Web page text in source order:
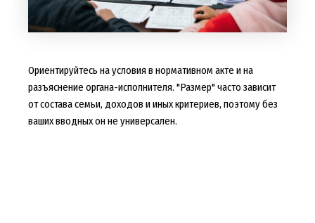
Ориентируйтесь на условия в нормативном акте и на
разъяснение органа-исполнителя. "Размер" часто зависит
от состава семьи, доходов и иных критериев, поэтому без
ваших вводных он не универсален.